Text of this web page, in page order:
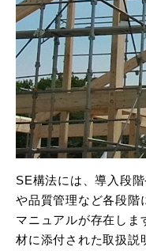
SE構法には、導入段
や品質管理など各段階
マニュアルが存在しま
材に添付された取扱説